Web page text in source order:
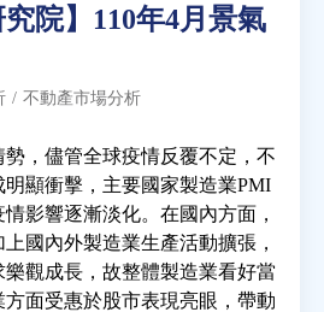
焦點新聞
房市分析
研究獎勵
房地產年鑑
究院】110年4月景氣
/ 不動產市場分析
，儘管全球疫情反覆不定，不
顯衝擊，主要國家製造業PMI
影響逐漸淡化。在國內方面，
國內外製造業生產活動擴張，
觀成長，故整體製造業看好當
方面受惠於股市表現亮眼，帶動